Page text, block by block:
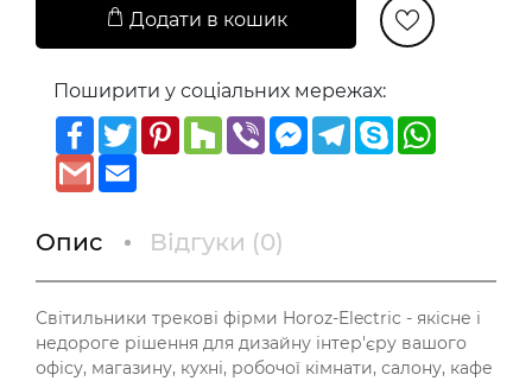
Додати в кошик
Поширити у соціальних мережах:
Facebook
TwitterPinterest
HouzzViberMessenger
Telegram
Skype
Gmail
Опис Відгуки (0)
Світильники трекові фірми Horoz-Electric - якісне і
недороге рішення для дизайну інтер'єру вашого
офісу, магазину, кухні, робочої кімнати, салону, кафе